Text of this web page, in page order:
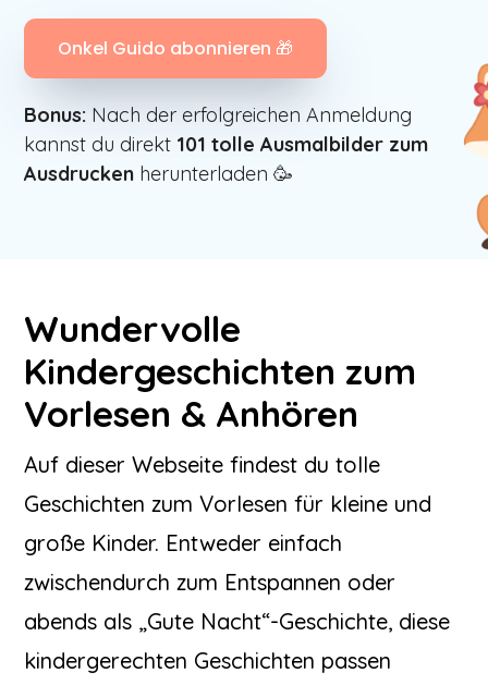
Onkel Guido abonnieren 🎁
Bonus: Nach der erfolgreichen Anmeldung
kannst du direkt 101 tolle Ausmalbilder zum
Ausdrucken herunterladen 🥳
Wundervolle
Kindergeschichten zum
Vorlesen & Anhören
Auf dieser Webseite findest du tolle
Geschichten zum Vorlesen für kleine und
große Kinder. Entweder einfach
zwischendurch zum Entspannen oder
abends als „Gute Nacht“-Geschichte, diese
kindergerechten Geschichten passen